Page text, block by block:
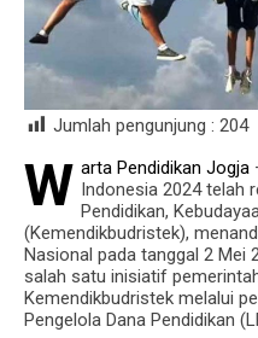
Jumlah pengunjung : 204
W arta Pendidikan Jogja
Indonesia 2024 telah
Pendidikan,
(Kemendikbudristek),
Nasional pada tanggal 2 Mei
salah satu inisiatif
Kemendikbudristek melalui
Pengelola Dana Pendidikan